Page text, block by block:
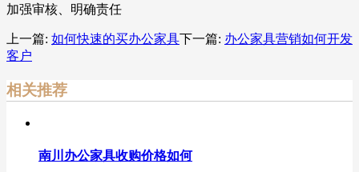
加强审核、明确责任
上一篇: 如何快速的买办公家具下一篇: 办公家具营销如何开发
客户
相关推荐
南川办公家具收购价格如何